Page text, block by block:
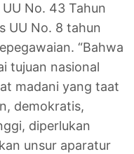
No. 43 Tahun
UU No. 8 tahun
“Bahwa
tujuan nasional
madani yang taat
demokratis,
diperlukan
unsur aparatur